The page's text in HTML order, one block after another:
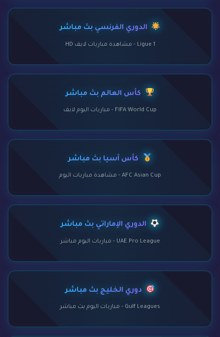
الدوري الفرنسي بث مباشر
Ligue 1 - مشاهدة مباريات لايف HD
كأس العالم بث مباشر
FIFA World Cup - مباريات اليوم لايف
كأس آسيا بث مباشر
AFC Asian Cup - مشاهدة مباريات اليوم
الدوري الإماراتي بث مباشر
UAE Pro League - مباريات اليوم مباشر
دوري الخليج بث مباشر
Gulf Leagues - مباريات اليوم بث مباشر